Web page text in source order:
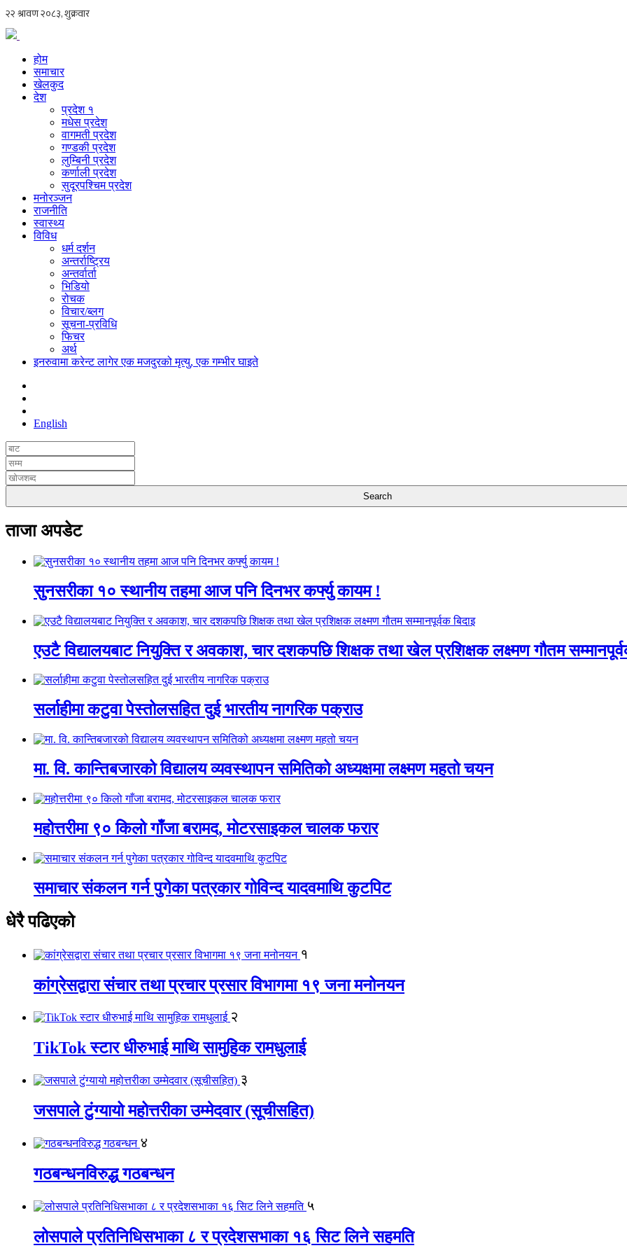
होम
समाचार
खेलकुद
देश
प्रदेश १
मधेस प्रदेश
वागमती प्रदेश
गण्डकी प्रदेश
लुम्बिनी प्रदेश
कर्णाली प्रदेश
सुदूरपश्चिम प्रदेश
मनोरञ्जन
राजनीति
स्वास्थ्य
विविध
धर्म दर्शन
अन्तर्राष्ट्रिय
अन्तर्वार्ता
भिडियो
रोचक
विचार/ब्लग
सूचना-प्रविधि
फिचर
अर्थ
इनरुवामा करेन्ट लागेर एक मजदुरको मृत्यु, एक गम्भीर घाइते
English
ताजा अपडेट
सुनसरीका १० स्थानीय तहमा आज पनि दिनभर कर्फ्यु कायम !
एउटै विद्यालयबाट नियुक्ति र अवकाश, चार दशकपछि शिक्षक तथा खेल प्रशिक्षक लक्ष्मण गौतम
सर्लाहीमा कटुवा पेस्तोलसहित दुई भारतीय नागरिक पक्राउ
मा. वि. कान्तिबजारको विद्यालय व्यवस्थापन समितिको अध्यक्षमा लक्ष्मण महतो चयन
महोत्तरीमा ९० किलो गाँजा बरामद, मोटरसाइकल चालक फरार
समाचार संकलन गर्न पुगेका पत्रकार गोविन्द यादवमाथि कुटपिट
धेरै पढिएको
१
कांग्रेसद्वारा संचार तथा प्रचार प्रसार विभागमा १९ जना मनोनयन
२
TikTok स्टार धीरुभाई माथि सामुहिक रामधुलाई
३
जसपाले टुंग्यायो महोत्तरीका उम्मेदवार (सूचीसहित)
४
गठबन्धनविरुद्ध गठबन्धन
५
लोसपाले प्रतिनिधिसभाका ८ र प्रदेशसभाका १६ सिट लिने सहमति